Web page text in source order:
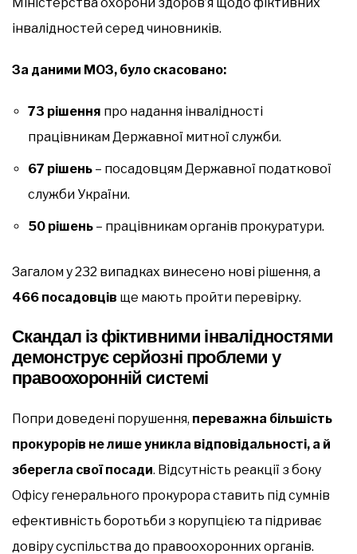
інвалідностей серед чиновників.
За даними МОЗ, було скасовано:
73 рішення про надання інвалідності
працівникам Державної митної служби.
67 рішень – посадовцям Державної податкової
служби України.
50 рішень – працівникам органів прокуратури.
Загалом у 232 випадках винесено нові рішення, а
466 посадовців ще мають пройти перевірку.
Скандал із фіктивними інвалідностями
демонструє серйозні проблеми у
правоохоронній системі
Попри доведені порушення, переважна більшість
прокурорів не лише уникла відповідальності, а й
зберегла свої посади. Відсутність реакції з боку
Офісу генерального прокурора ставить під сумнів
ефективність боротьби з корупцією та підриває
довіру суспільства до правоохоронних органів.